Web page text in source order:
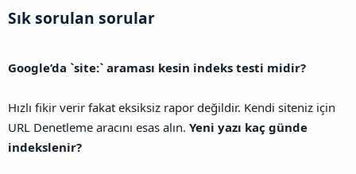
Sık sorulan sorular​
Google’da `site:` araması kesin indeks testi midir?
Hızlı fikir verir fakat eksiksiz rapor değildir. Kendi siteniz için
URL Denetleme aracını esas alın. Yeni yazı kaç günde
indekslenir?